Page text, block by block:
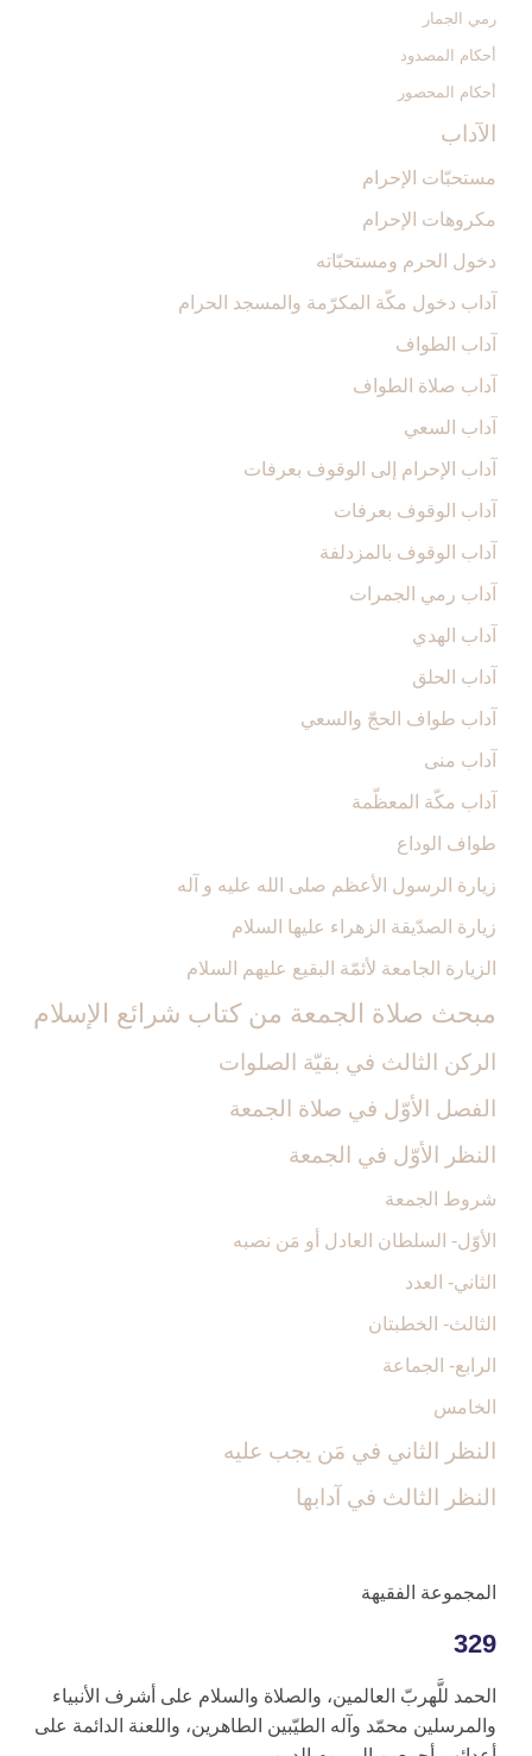
رمي الجمار
أحكام المصدود
أحكام المحصور
الآداب‏
مستحبّات الإحرام
مكروهات الإحرام‏
دخول الحرم ومستحبّاته‏
آداب دخول مكّة المكرّمة والمسجد الحرام‏
آداب الطواف‏
آداب صلاة الطواف‏
آداب السعي‏
آداب الإحرام إلى الوقوف بعرفات‏
آداب الوقوف بعرفات‏
آداب الوقوف بالمزدلفة
آداب رمي الجمرات‏
آداب الهدي‏
آداب الحلق‏
آداب طواف الحجّ والسعي‏
آداب منى‏
آداب مكّة المعظّمة
طواف الوداع‏
زيارة الرسول الأعظم صلى الله عليه و آله‏
زيارة الصدّيقة الزهراء عليها السلام‏
الزيارة الجامعة لأئمّة البقيع عليهم السلام‏
مبحث‏ صلاة الجمعة من كتاب شرائع الإسلام‏
الركن الثالث‏ في بقيّة الصلوات‏
الفصل الأوّل ‏في صلاة الجمعة
النظر الأوّل في الجمعة
شروط الجمعة
الأوّل- السلطان العادل أو مَن نصبه‏
الثاني- العدد
الثالث- الخطبتان‏
الرابع- الجماعة
الخامس
النظر الثاني ‏في مَن يجب عليه‏
النظر الثالث ‏في آدابها
المجموعة الفقيهة
329
الحمد للَّه‏ربّ العالمين، والصلاة والسلام على أشرف الأنبياء
والمرسلين محمّد وآله الطيّبين الطاهرين، واللعنة الدائمة على